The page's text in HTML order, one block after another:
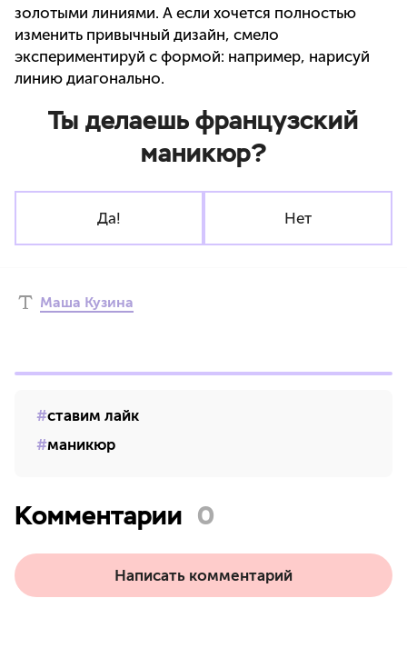
золотыми линиями. А если хочется полностью
изменить привычный дизайн, смело
экспериментируй с формой: например, нарисуй
линию диагонально.
Ты делаешь французский
маникюр?
Да! Нет
Маша Кузина
ставим лайк
маникюр
Комментарии 0
Написать комментарий